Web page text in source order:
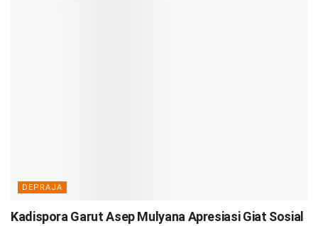
DEPRAJA
Kadispora Garut Asep Mulyana Apresiasi Giat Sosial